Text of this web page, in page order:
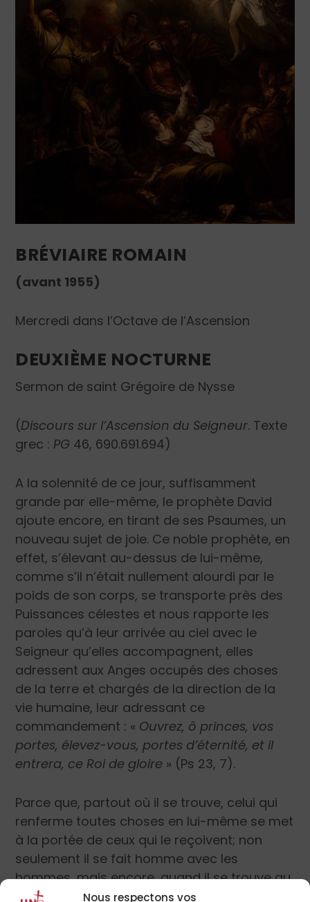
Nous respectons vos
BRÉVIAIRE ROMAIN
(avant 1955)
Mercredi dans l’Octave de l’Ascension
DEUXIÈME NOCTURNE
Sermon de saint Grégoire de Nysse
(Discours sur l’Ascension du Seigneur. Texte
grec : PG 46, 690.691.694)
A la solennité de ce jour, suffisamment
grande par elle-même, le prophète David
ajoute encore, en tirant de ses Psaumes, un
nouveau sujet de joie. Ce noble prophète, en
effet, s’élevant au-dessus de lui-même,
comme s’il n’était nullement alourdi par le
poids de son corps, se transporte près des
Puissances célestes et nous rapporte les
paroles qu’à leur arrivée au ciel avec le
Seigneur qu’elles accompagnent, elles
adressent aux Anges occupés des choses
de la terre et chargés de la direction de la
vie humaine, leur adressant ce
commandement : « Ouvrez, ô princes, vos
portes, élevez-vous, portes d’éternité, et il
entrera, ce Roi de gloire » (Ps 23, 7).
Parce que, partout où il se trouve, celui qui
renferme toutes choses en lui-même se met
à la portée de ceux qui le reçoivent; non
seulement il se fait homme avec les
hommes, mais encore, quand il se trouve au
milieu des anges, il s’abaisse jusqu’à les